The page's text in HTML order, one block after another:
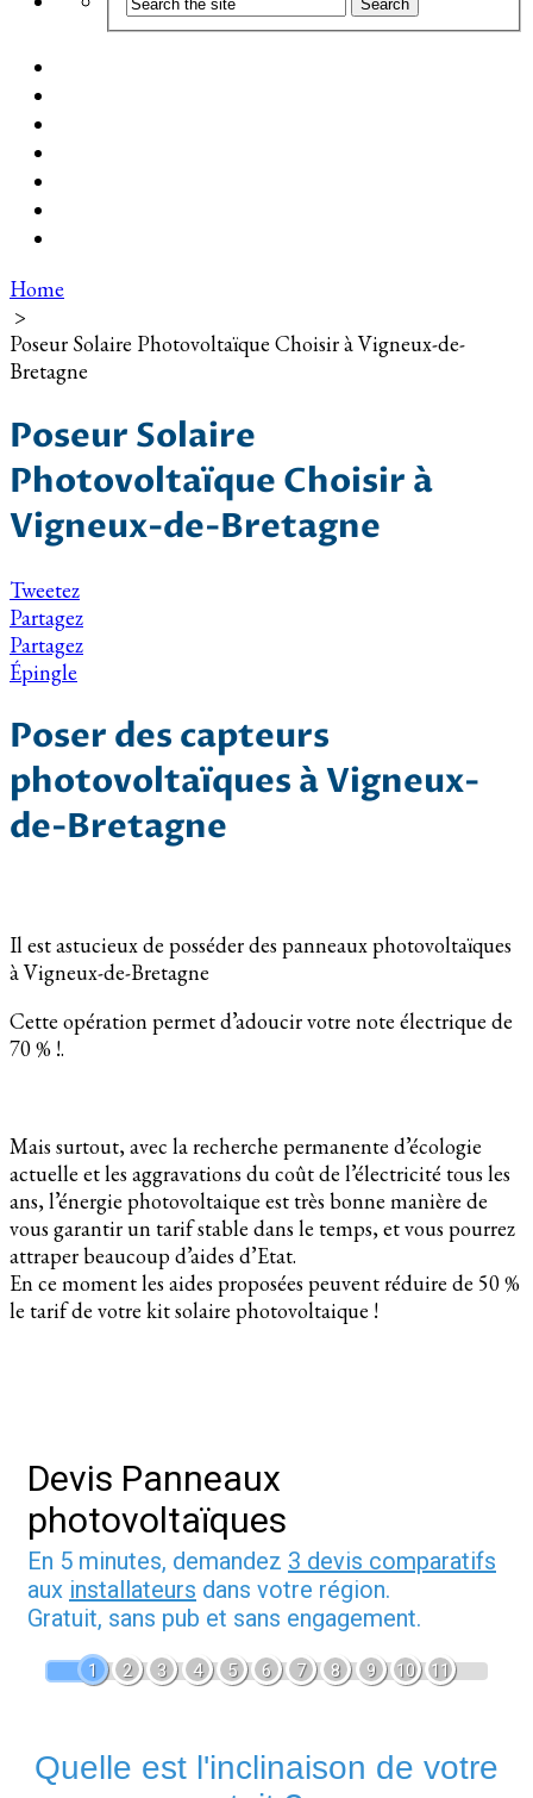
Home
>
Poseur Solaire Photovoltaïque Choisir à Vigneux-de-
Bretagne
Poseur Solaire
Photovoltaïque Choisir à
Vigneux-de-Bretagne
Tweetez
Partagez
Partagez
Épingle
Poser des capteurs
photovoltaïques à Vigneux-
de-Bretagne
Il est astucieux de posséder des panneaux photovoltaïques
à Vigneux-de-Bretagne
Cette opération permet d’adoucir votre note électrique de
70 % !.
Mais surtout, avec la recherche permanente d’écologie
actuelle et les aggravations du coût de l’électricité tous les
ans, l’énergie photovoltaique est très bonne manière de
vous garantir un tarif stable dans le temps, et vous pourrez
attraper beaucoup d’aides d’Etat.
En ce moment les aides proposées peuvent réduire de 50 %
le tarif de votre kit solaire photovoltaique !
Devis Panneaux
photovoltaïques
En 5 minutes, demandez 3 devis comparatifs
aux installateurs dans votre région.
Gratuit, sans pub et sans engagement.
1 2 3 4 5 6 7 8 9 10 11
Quelle est l'inclinaison de votre